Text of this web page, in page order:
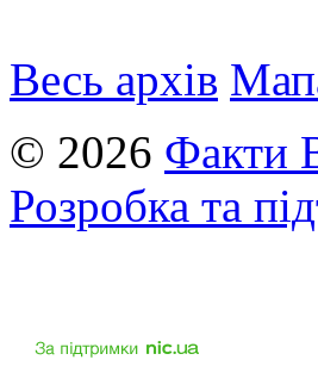
Весь архів
© 2026 Факти
Розробка та